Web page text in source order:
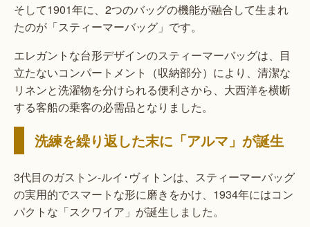
そして1901年に、2つのバッグの機能が融合して生まれ
たのが「スティーマーバッグ」です。
エレガントな台形デザインのスティーマーバッグは、目
立たないコンパートメント（収納部分）により、清潔な
リネンと洗濯物を分けられる便利さから、大西洋を横断
する客船の乗客の必需品となりました。
洗練を繰り返した末に「アルマ」が誕生
3代目のガストン-ルイ･ヴィトンは、スティーマーバッグ
の実用的でスマートな形に磨きをかけ、1934年にはコン
パクトな「スクワイア」が誕生しました。